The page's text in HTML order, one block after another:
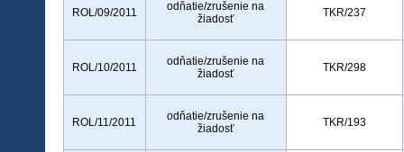
ROL/09/2011
odňatie/zrušenie na
žiadosť
TKR/237
ROL/10/2011
odňatie/zrušenie na
žiadosť
TKR/298
ROL/11/2011
odňatie/zrušenie na
žiadosť
TKR/193